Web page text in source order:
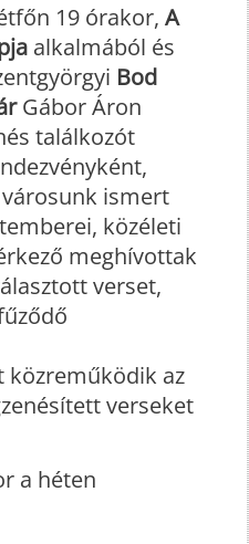
19 órakor, A
alkalmából és
Bod
Gábor Áron
találkozót
ismert
közéleti
meghívottak
verset,
közreműködik az
verseket
a héten